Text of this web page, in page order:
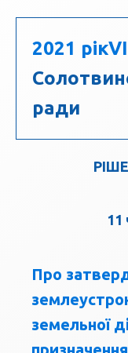
2021 рік
ради
11
Про
земельної